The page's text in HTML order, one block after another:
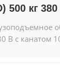
Ричтраки
500 кг
В с канатом